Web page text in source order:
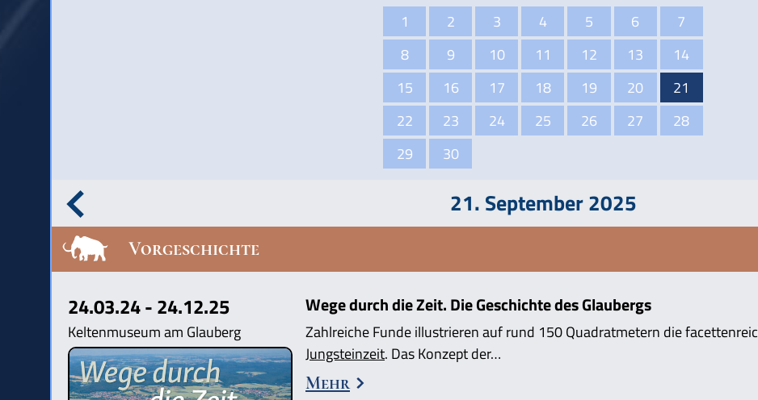
1
2 3 4 5 6
7
8
9 10 11 12 13
14
15
16 17 18 19 20
21
22
23 24 25 26 27
28
29
30
21. September 2025
Vorgeschichte
24.03.24 - 24.12.25
Keltenmuseum am Glauberg
Wege durch die Zeit. Die Geschichte des Glaubergs
Zahlreiche Funde illustrieren auf rund 150 Quadratmetern die
Jungsteinzeit. Das Konzept der…
Mehr